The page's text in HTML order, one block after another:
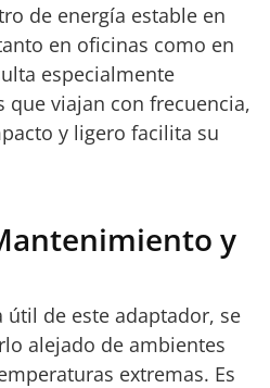
de energía estable en
en oficinas como en
especialmente
que viajan con frecuencia,
y ligero facilita su
y
útil de este adaptador, se
alejado de ambientes
extremas. Es